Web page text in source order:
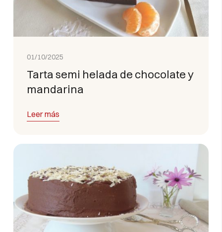
01/10/2025
Tarta semi helada de chocolate y
mandarina
Leer más